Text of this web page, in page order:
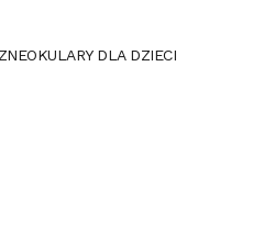
OKULARY DLA DZIECI